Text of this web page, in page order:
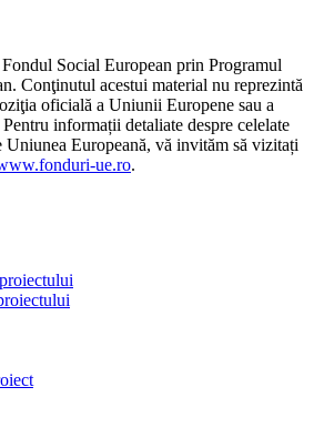
Social European prin Programul
Conţinutul acestui material nu reprezintă
oficială a Uniunii Europene sau a
informații detaliate despre celelate
Uniunea Europeană, vă invităm să vizitați
ue.ro.